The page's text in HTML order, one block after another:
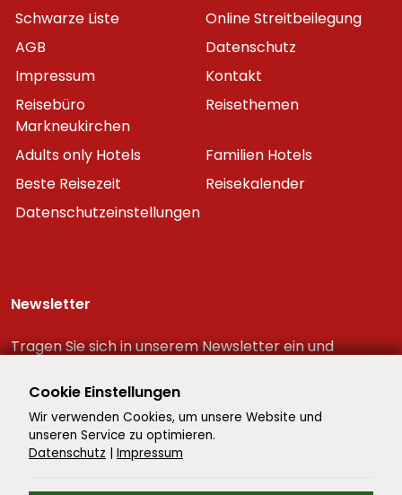
Schwarze Liste
Online Streitbeilegung
AGB
Datenschutz
Impressum
Kontakt
Reisebüro
Markneukirchen
Reisethemen
Adults only Hotels
Familien Hotels
Beste Reisezeit
Reisekalender
Datenschutzeinstellungen
Newsletter
Tragen Sie sich in unserem Newsletter ein und
Reiseschnäppchen!
Cookie Einstellungen
Wir verwenden Cookies, um unsere Website und
unseren Service zu optimieren.
Datenschutz | Impressum